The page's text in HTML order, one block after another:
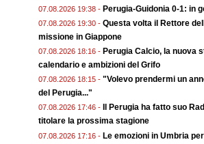
07.08.2026 19:38 - Perugia-Guidonia 0-1: in
07.08.2026 19:30 - Questa volta il Rettore
missione in Giappone
07.08.2026 18:16 - Perugia Calcio, la nuova
calendario e ambizioni del Grifo
07.08.2026 18:15 - "Volevo prendermi un
del Perugia..."
07.08.2026 17:46 -
Il Perugia ha fatto suo
titolare la prossima stagione
07.08.2026 17:16 - Le emozioni in Umbria